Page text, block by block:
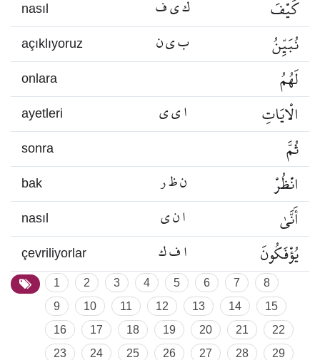
nasıl ك ي ف كَيْفَ
açıklıyoruz ب ي ن نُبَيِّنُ
onlara لَهُمُ
ayetleri ا ي ي الْايَاتِ
sonra ثُمَّ
bak ن ظ ر انْظُرْ
nasıl ا ن ي أَنَّىٰ
çevriliyorlar ا ف ك يُؤْفَكُونَ
1 2 3 4 5 6 7
8
9
10 11 12 13 14
15
16
17 18 19 20 21
22
23
24 25 26 27 28
29